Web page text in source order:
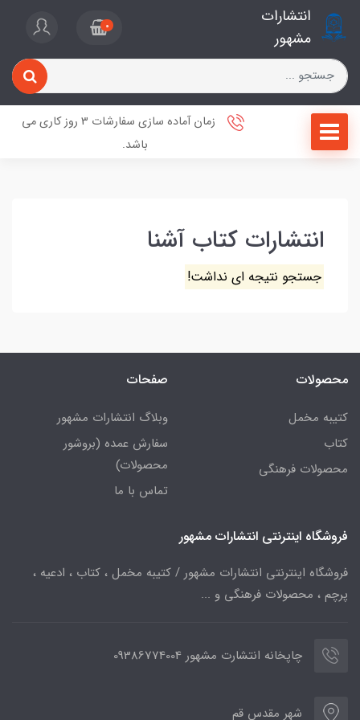
انتشارات
مشهور
0
زمان آماده سازی سفارشات 3 روز کاری می
باشد.
انتشارات کتاب آشنا
جستجو نتیجه ای نداشت!
محصولات
کتیبه مخمل
کتاب
محصولات فرهنگی
صفحات
وبلاگ انتشارات مشهور
سفارش عمده (بروشور
محصولات)
تماس با ما
فروشگاه اینترنتی انتشارات مشهور
فروشگاه اینترنتی انتشارات مشهور / کتیبه مخمل ، کتاب ، ادعیه ،
پرچم ، محصولات فرهنگی و ...
چاپخانه انتشارت مشهور 09386774004
شهر مقدس قم